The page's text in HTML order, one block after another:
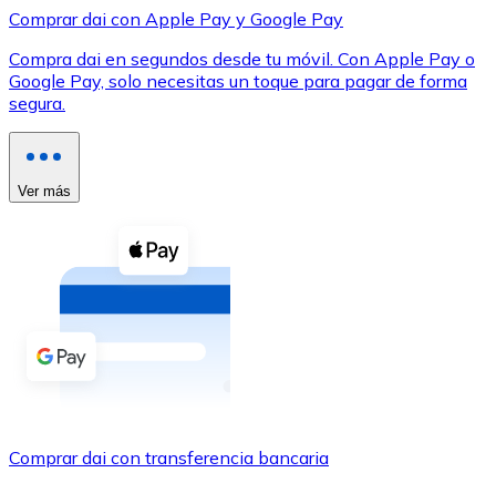
XRP
XRP
Efectivo
Comprar con efectivo
Transferencia SEPA
Añade fondos a tu cuenta Bitnovo o realiza compras
Utiliza tarjetas Visa y Mastercard para comprar
Comprar dai con Apple Pay y Google Pay
Compra dai en segundos desde tu móvil. Con Apple Pay o
Google Pay, solo necesitas un toque para pagar de forma
segura.
Ver más
Comprar dai con transferencia bancaria